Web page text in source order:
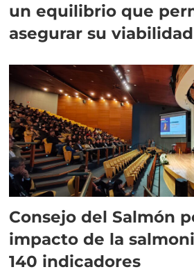
un equilibrio que
asegurar su
Consejo del Salmón
impacto de la
140 indicadores